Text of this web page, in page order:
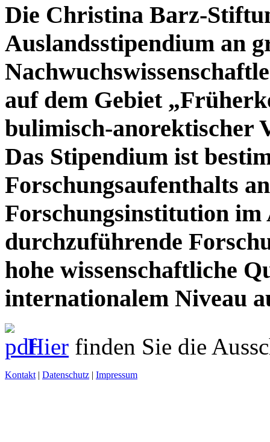
Die Christina Barz-
Auslandsstipendium an
auf dem Gebiet
bulimisch-anorektischer
Das Stipendium ist
Forschungsaufenthalts
Forschungsinstitution im
durchzuführende
hohe wissenschaftliche
internationalem Niveau
Hier finden Sie die
Kontakt| Datenschutz | Impressum